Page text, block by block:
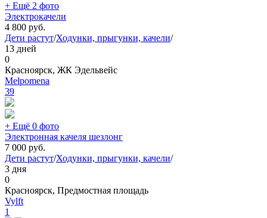
+ Ещё 2 фото
Электрокачели
4 800 руб.
Дети растут/Ходунки, прыгунки, качели/
13 дней
0
Красноярск, ЖК Эдельвейс
Melpomena
39
+ Ещё 0 фото
Электронная качеля шезлонг
7 000 руб.
Дети растут/Ходунки, прыгунки, качели/
3 дня
0
Красноярск, Предмостная площадь
Vylft
1